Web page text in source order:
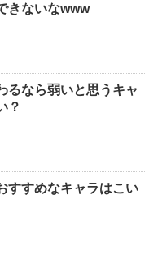
きないなwww
るなら弱いと思うキャ
？
すすめなキャラはこい